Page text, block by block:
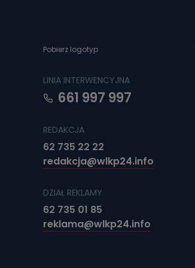
Pobierz logotyp
LINIA INTERWENCYJNA
661 997 997
REDAKCJA
62 735 22 22
redakcja@wlkp24.info
DZIAŁ REKLAMY
62 735 01 85
reklama@wlkp24.info